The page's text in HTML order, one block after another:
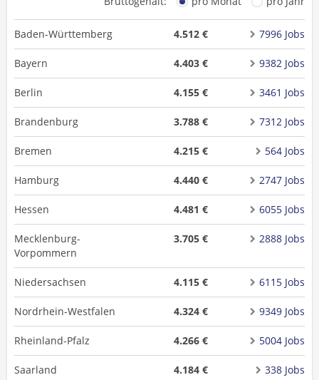
Baden-Württemberg 4.512 € 7996 Jobs
Bayern 4.403 € 9382 Jobs
Berlin 4.155 € 3461 Jobs
Brandenburg 3.788 € 7312 Jobs
Bremen 4.215 € 564 Jobs
Hamburg 4.440 € 2747 Jobs
Hessen 4.481 € 6055 Jobs
Mecklenburg-
Vorpommern
3.705 € 2888 Jobs
Niedersachsen 4.115 € 6115 Jobs
Nordrhein-Westfalen 4.324 € 9349 Jobs
Rheinland-Pfalz 4.266 € 5004 Jobs
Saarland 4.184 € 338 Jobs